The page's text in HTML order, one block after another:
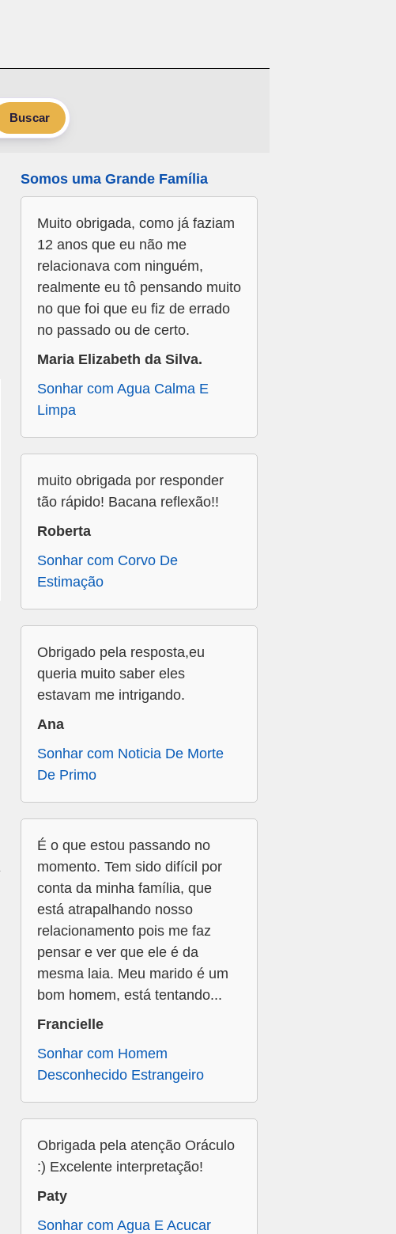
Buscar
Somos uma Grande Família
Muito obrigada, como já faziam
12 anos que eu não me
relacionava com ninguém,
realmente eu tô pensando muito
no que foi que eu fiz de errado
no passado ou de certo.
Maria Elizabeth da Silva.
Sonhar com Agua Calma E
Limpa
muito obrigada por responder
tão rápido! Bacana reflexão!!
Roberta
Sonhar com Corvo De
Estimação
Obrigado pela resposta,eu
queria muito saber eles
estavam me intrigando.
Ana
Sonhar com Noticia De Morte
De Primo
É o que estou passando no
momento. Tem sido difícil por
conta da minha família, que
está atrapalhando nosso
relacionamento pois me faz
pensar e ver que ele é da
mesma laia. Meu marido é um
bom homem, está tentando...
Francielle
Sonhar com Homem
Desconhecido Estrangeiro
Obrigada pela atenção Oráculo
:) Excelente interpretação!
Paty
Sonhar com Agua E Acucar